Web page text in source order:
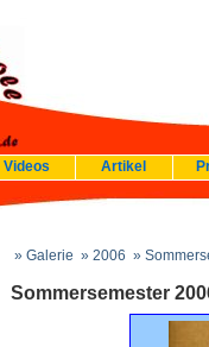
Videos Artikel
» Galerie » 2006 »
Sommersemester